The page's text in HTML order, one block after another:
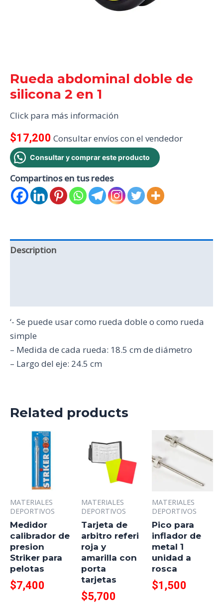
Rueda abdominal doble de
silicona 2 en 1
Click para más información
$17,200 Consultar envíos con el vendedor
Consultar y comprar este producto
Compartinos en tus redes
Description
‘- Se puede usar como rueda doble o como rueda
simple
– Medida de cada rueda: 18.5 cm de diámetro
– Largo del eje: 24.5 cm
Related products
MATERIALES
DEPORTIVOS
Medidor
calibrador de
presion
Striker para
pelotas
$7,400
MATERIALES
DEPORTIVOS
Tarjeta de
arbitro referi
roja y
amarilla con
porta
tarjetas
$5,700
MATERIALES
DEPORTIVOS
Pico para
inflador de
metal 1
unidad a
rosca
$1,500